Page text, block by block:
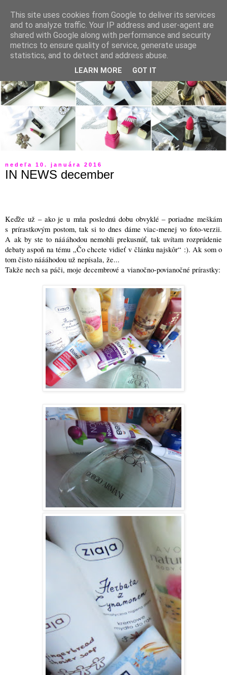
nedeľa 10. januára 2016
IN NEWS december
Keďže už – ako je u mňa poslednú dobu obvyklé – poriadne meškám
s prírastkovým postom, tak si to dnes dáme viac-menej vo foto-verzii.
A ak by ste to náááhodou nemohli prekusnúť, tak uvítam rozprúdenie
debaty aspoň na tému „Čo chcete vidieť v článku najskôr“ :). Ak som o
tom čisto náááhodou už nepísala, že...
Takže nech sa páči, moje decembrové a vianočno-povianočné prírastky:
This site uses cookies from Google to deliver its services
and to analyze traffic. Your IP address and user-agent are
shared with Google along with performance and security
metrics to ensure quality of service, generate usage
statistics, and to detect and address abuse.
LEARN MORE GOT IT